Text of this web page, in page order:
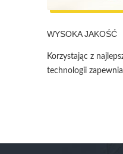
WYSOKA JAKOŚĆ
Korzystając z
technologii